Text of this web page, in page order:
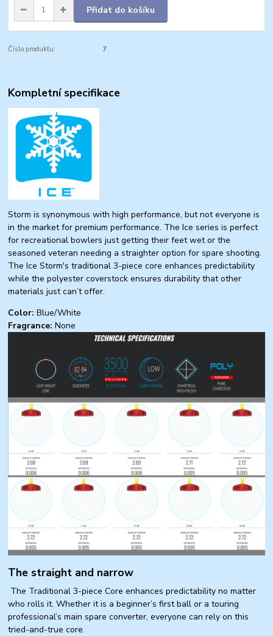
Přidat do košíku
Číslo produktu: 7
Kompletní specifikace
Storm is synonymous with high performance, but not everyone is
in the market for premium performance. The Ice series is perfect
for recreational bowlers just getting their feet wet or the
seasoned veteran needing a straighter option for spare shooting.
The Ice Storm's traditional 3-piece core enhances predictability
while the polyester coverstock ensures durability that other
materials just can’t offer.
Color: Blue/White
Fragrance: None
The straight and narrow
The Traditional 3-piece Core enhances predictability no matter
who rolls it. Whether it is a beginner’s first ball or a touring
professional’s main spare converter, everyone can rely on this
tried-and-true core.